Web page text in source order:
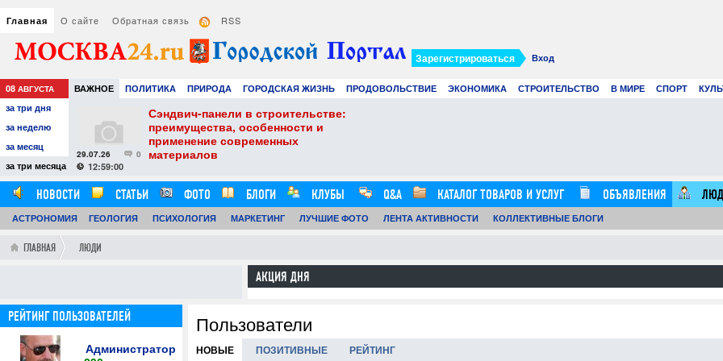
Главная О сайте Обратная связь RSS
Вход
Зарегистрироваться
08 АВГУСТА ВАЖНОЕ ПОЛИТИКА ПРИРОДА ГОРОДСКАЯ ЖИЗНЬ ПРОДОВОЛЬСТВИЕ ЭКОНОМИКА СТРОИТЕЛЬСТВО В МИРЕ СПОРТ
РАЗВЛЕЧЕНИЯ И ОТДЫХ
за три дня
за неделю
за месяц
за три месяца
советы для
0
29.07.26
12:59:00
Сэндвич-панели в строительстве:
преимущества, особенности и
применение современных
материалов
НОВОСТИ СТАТЬИ ФОТО БЛОГИ КЛУБЫ Q&A КАТАЛОГ ТОВАРОВ И УСЛУГ ОБЪЯВЛЕНИЯ
АСТРОНОМИЯ ГЕОЛОГИЯ ПСИХОЛОГИЯ МАРКЕТИНГ ЛУЧШИЕ ФОТО ЛЕНТА АКТИВНОСТИ КОЛЛЕКТИВНЫЕ БЛОГИ
ГЛАВНАЯ ЛЮДИ
АКЦИЯ ДНЯ
Пользователи
НОВЫЕ ПОЗИТИВНЫЕ РЕЙТИНГ
РЕЙТИНГ ПОЛЬЗОВАТЕЛЕЙ
Администратор